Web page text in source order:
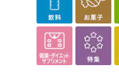
※お申込み後のキャンセルは
記載されている内容を必ずご
にご納得いただきましたうえ
※パッケージ変更や商品リニ
参考の掲載画像や画像内のバ